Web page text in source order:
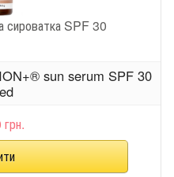
сироватка SPF 30
sun serum SPF 30